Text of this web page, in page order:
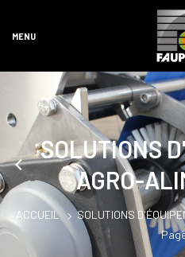
MENU
SOLUTIONS
AGRO-
ACCUEIL
SOLUTIONS